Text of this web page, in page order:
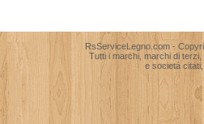
RsServiceLegno.com -
Tutti i marchi, marchi di
e societá